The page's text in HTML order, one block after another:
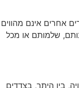
אחרים אינם מהווים
שלמותם או מכל
בין היתר, בצדדים